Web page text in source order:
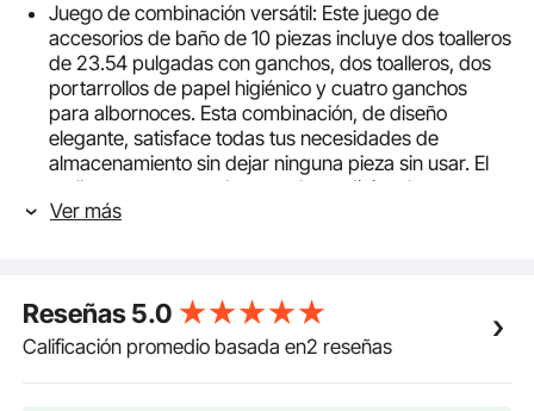
Juego de combinación versátil: Este juego de
accesorios de baño de 10 piezas incluye dos toalleros
de 23.54 pulgadas con ganchos, dos toalleros, dos
portarrollos de papel higiénico y cuatro ganchos
para albornoces. Esta combinación, de diseño
elegante, satisface todas tus necesidades de
almacenamiento sin dejar ninguna pieza sin usar. El
toallero cuenta con dos ganchos adicionales para
mayor almacenamiento, lo que lo hace aún más
de baño en negro mate ofrece una excelente
resistencia al agua, al óxido y a la corrosión para una
larga duración. Su robusta construcción metálica
Ver más
Reseñas5.0
Calificación promedio basada en2 reseñas